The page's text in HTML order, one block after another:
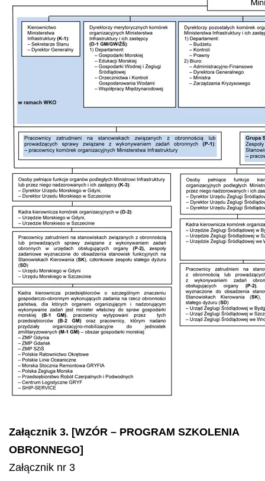
Załącznik 3. [WZÓR – PROGRAM SZKOLENIA
OBRONNEGO]
Załącznik nr 3